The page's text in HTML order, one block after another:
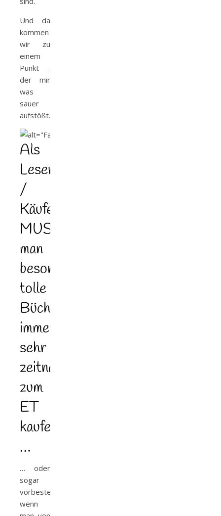
Und da
kommen
wir zu
einem
Punkt –
der mir
was
sauer
aufstößt…
Als
Leser
/
Käufer
MUSS
man
besonders
tolle
Bücher
immer
sehr
zeitnah
zum
ET
kaufen
…
… oder
sogar
vorbestellen,
wenn